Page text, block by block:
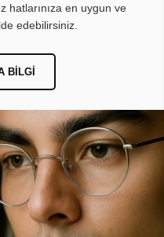
hatlarınıza en uygun ve
edebilirsiniz.
BILGI